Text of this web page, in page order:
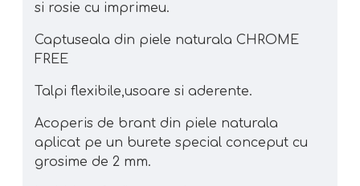
si rosie cu imprimeu.
Captuseala din piele naturala CHROME
FREE
Talpi flexibile,usoare si aderente.
Acoperis de brant din piele naturala
aplicat pe un burete special conceput cu
grosime de 2 mm.